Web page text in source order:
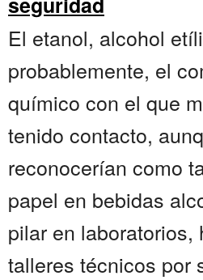
El etanol, alcohol
probablemente, el
químico con el que
tenido contacto,
reconocerían como
papel en bebidas
pilar en laboratorios,
talleres técnicos por